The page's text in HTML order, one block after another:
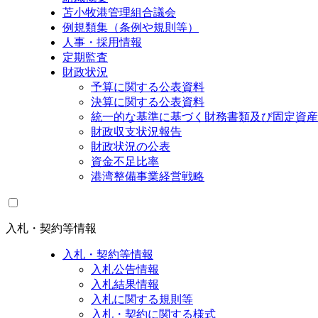
苫小牧港管理組合議会
例規類集（条例や規則等）
人事・採用情報
定期監査
財政状況
予算に関する公表資料
決算に関する公表資料
統一的な基準に基づく財務書類及び固定資
財政収支状況報告
財政状況の公表
資金不足比率
港湾整備事業経営戦略
入札・契約等情報
入札・契約等情報
入札公告情報
入札結果情報
入札に関する規則等
入札・契約に関する様式